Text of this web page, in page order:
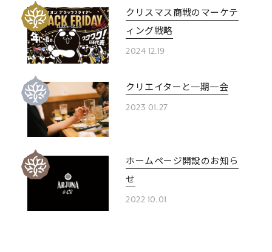
クリスマス商戦のマーケテ
ィング戦略
2024 12.19
クリエイターと一期一会
2023 01.27
ホームページ開設のお知ら
せ
2022 10.01